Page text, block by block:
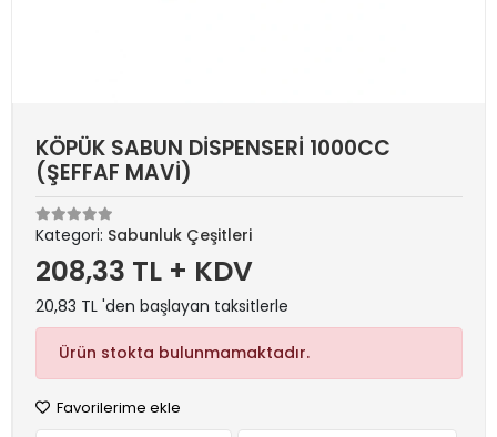
KÖPÜK SABUN DİSPENSERİ 1000CC
(ŞEFFAF MAVİ)
Kategori: Sabunluk Çeşitleri
208,33 TL + KDV
20,83 TL 'den başlayan taksitlerle
Ürün stokta bulunmamaktadır.
Favorilerime ekle